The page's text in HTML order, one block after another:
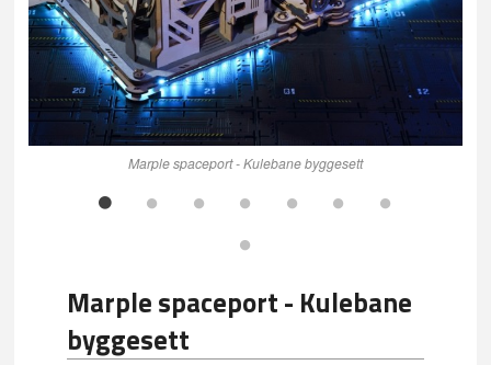
Marple spaceport - Kulebane byggesett
Marple spaceport - Kulebane
byggesett